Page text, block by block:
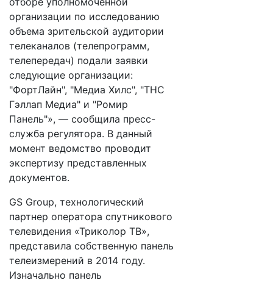
организации по исследованию
объема зрительской аудитории
телеканалов (телепрограмм,
телепередач) подали заявки
следующие организации:
"ФортЛайн", "Медиа Хилс", "ТНС
Гэллап Медиа" и "Ромир
Панель"», — сообщила пресс-
служба регулятора. В данный
момент ведомство проводит
экспертизу представленных
документов.
GS Group, технологический
партнер оператора спутникового
телевидения «Триколор ТВ»,
представила собственную панель
телеизмерений в 2014 году.
Изначально панель